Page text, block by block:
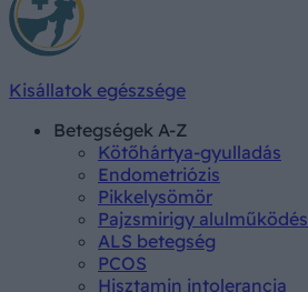
Kisállatok egészsége
Betegségek A-Z
Kötőhártya-gyulladás
Endometriózis
Pikkelysömör
Pajzsmirigy alulműködés
ALS betegség
PCOS
Hisztamin intolerancia